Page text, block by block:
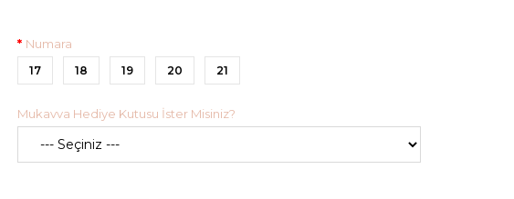
Numara
17 18 19 20 21
Mukavva Hediye Kutusu İster Misiniz?